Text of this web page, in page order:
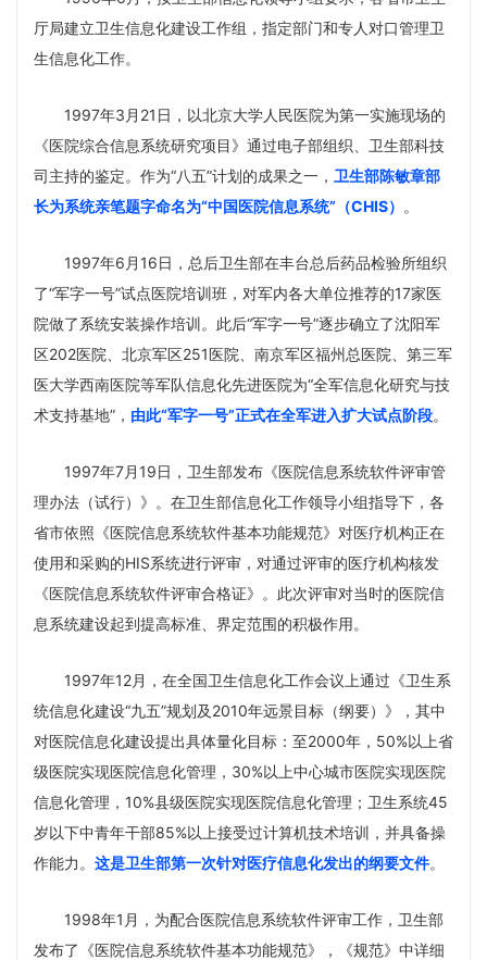
厅局建立卫生信息化建设工作组，指定部门和专人对口管理卫
生信息化工作。
1997年3月21日，以北京大学人民医院为第一实施现场的
《医院综合信息系统研究项目》通过电子部组织、卫生部科技
司主持的鉴定。作为“八五”计划的成果之一， 卫生部陈敏章部
长为系统亲笔题字命名为“中国医院信息系统”（CHIS） 。
1997年6月16日，总后卫生部在丰台总后药品检验所组织
了“军字一号”试点医院培训班，对军内各大单位推荐的17家医
院做了系统安装操作培训。此后“军字一号”逐步确立了沈阳军
区202医院、北京军区251医院、南京军区福州总医院、第三军
医大学西南医院等军队信息化先进医院为“全军信息化研究与技
术支持基地”， 由此“军字一号”正式在全军进入扩大试点阶段。
1997年7月19日，卫生部发布《医院信息系统软件评审管
理办法（试行）》。在卫生部信息化工作领导小组指导下，各
省市依照《医院信息系统软件基本功能规范》对医疗机构正在
使用和采购的HIS系统进行评审，对通过评审的医疗机构核发
《医院信息系统软件评审合格证》。此次评审对当时的医院信
息系统建设起到提高标准、界定范围的积极作用。
1997年12月，在全国卫生信息化工作会议上通过《卫生系
统信息化建设“九五”规划及2010年远景目标（纲要）》，其中
对医院信息化建设提出具体量化目标：至2000年，50%以上省
级医院实现医院信息化管理，30%以上中心城市医院实现医院
信息化管理，10%县级医院实现医院信息化管理；卫生系统45
岁以下中青年干部85%以上接受过计算机技术培训，并具备操
作能力。 这是卫生部第一次针对医疗信息化发出的纲要文件。
1998年1月，为配合医院信息系统软件评审工作，卫生部
发布了《医院信息系统软件基本功能规范》，《规范》中详细